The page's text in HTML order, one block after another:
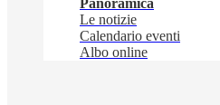
Panoramica
Le notizie
Calendario eventi
Albo online